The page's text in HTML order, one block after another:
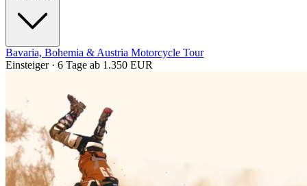
Bavaria, Bohemia & Austria Motorcycle Tour
Einsteiger · 6 Tage ab 1.350 EUR